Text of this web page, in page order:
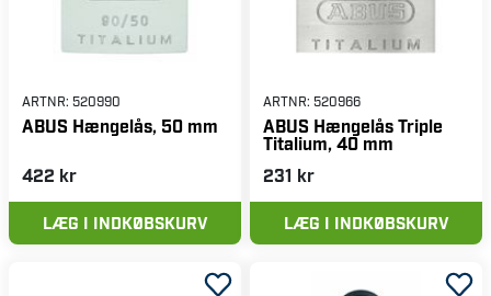
ARTNR: 520990
ABUS Hængelås, 50 mm
422 kr
LÆG I INDKØBSKURV
ARTNR: 520966
ABUS Hængelås Triple
Titalium, 40 mm
231 kr
LÆG I INDKØBSKURV